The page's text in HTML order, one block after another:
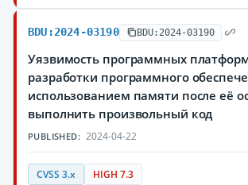
BDU:2024-03190 BDU:2024-03190
Уязвимость программных платформ
разработки программного
использованием памяти после её
выполнить произвольный код
PUBLISHED: 2024-04-22
CVSS 3.x HIGH 7.3